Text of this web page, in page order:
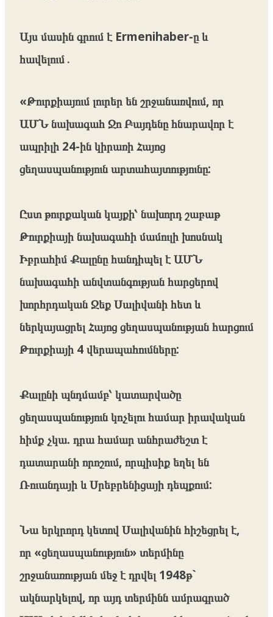
Այս մասին գրում է Ermenihaber-ը և
հավելում․
«Թուրքիայում լուրեր են շրջանառվում, որ
ԱՄՆ նախագահ Ջո Բայդենը հնարավոր է
ապրիլի 24-ին կիրառի Հայոց
ցեղասպանություն արտահայտությունը:
Ըստ թուրքական կայքի՝ նախորդ շաբաթ
Թուրքիայի նախագահի մամուլի խոսնակ
Իբրահիմ Քալընը հանդիպել է ԱՄՆ
նախագահի անվտանգության հարցերով
խորհրդական Ջեք Սալիվանի հետ և
ներկայացրել Հայոց ցեղասպանության հարցում
Թուրքիայի 4 վերապահումները:
Քալընի պնդմամբ՝ կատարվածը
ցեղասպանություն կոչելու համար իրավական
հիմք չկա. դրա համար անհրաժեշտ է
դատարանի որոշում, որպիսիք եղել են
Ռուանդայի և Սրեբրենիցայի դեպքում:
Նա երկրորդ կետով Սալիվանին հիշեցրել է,
որ «ցեղասպանություն» տերմինը
շրջանառության մեջ է դրվել 1948թ`
ակնարկելով, որ այդ տերմինն ամրագրած